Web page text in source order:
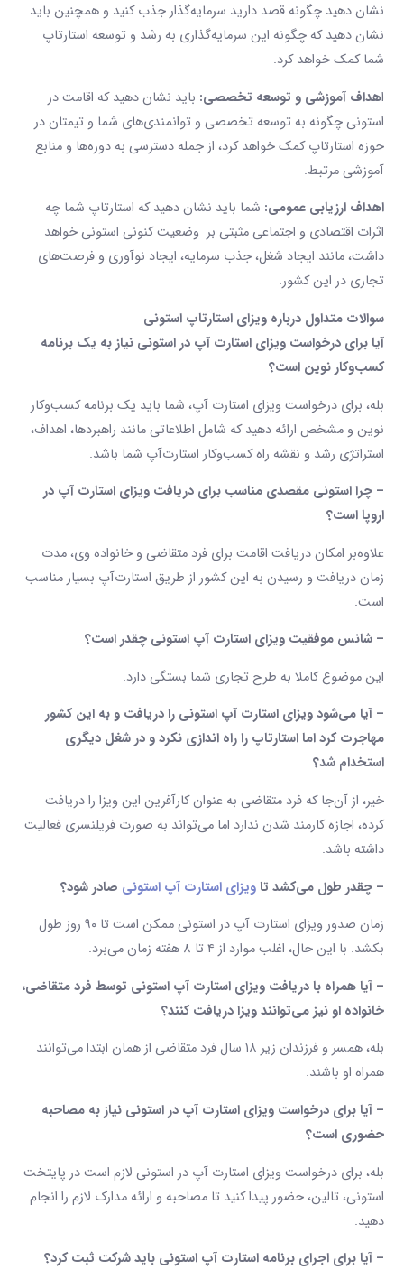
نشان دهید چگونه قصد دارید سرمایه‌گذار جذب کنید و همچنین باید
نشان دهید که چگونه این سرمایه‌گذاری به رشد و توسعه استارتاپ
شما کمک خواهد کرد.
اهداف آموزشی و توسعه تخصصی: باید نشان دهید که اقامت در
استونی چگونه به توسعه تخصصی و توانمندی‌های شما و تیمتان در
حوزه استارتاپ کمک خواهد کرد، از جمله دسترسی به دوره‌ها و منابع
آموزشی مرتبط.
اهداف ارزیابی عمومی: شما باید نشان دهید که استارتاپ شما چه
اثرات اقتصادی و اجتماعی مثبتی بر وضعیت کنونی استونی خواهد
داشت، مانند ایجاد شغل، جذب سرمایه، ایجاد نوآوری و فرصت‌های
تجاری در این کشور.
سوالات متداول درباره ویزای استارتاپ استونی
آیا برای درخواست ویزای استارت ‌آپ در استونی نیاز به یک برنامه
کسب‌وکار نوین است؟
بله، برای درخواست ویزای استارت ‌آپ، شما باید یک برنامه کسب‌وکار
نوین و مشخص ارائه دهید که شامل اطلاعاتی مانند راهبردها، اهداف،
استراتژی رشد و نقشه راه کسب‌وکار استارت‌آپ شما باشد.
– چرا استونی مقصدی مناسب برای دریافت ویزای استارت ‌آپ در
اروپا است؟
علاوه‌بر امکان دریافت اقامت برای فرد متقاضی و خانواده وی، مدت
زمان دریافت و رسیدن به این کشور از طریق استارت‌آپ بسیار مناسب
است.
– شانس موفقیت ویزای استارت‌ آپ استونی چقدر است؟
این موضوع کاملا به طرح تجاری شما بستگی دارد.
– آیا می‌شود ویزای استارت ‌آپ استونی را دریافت و به این کشور
مهاجرت کرد اما استارتاپ را راه اندازی نکرد و در شغل دیگری
استخدام شد؟
خیر، از آن‌جا که فرد متقاضی به عنوان کارآفرین این ویزا را دریافت
کرده، اجازه کارمند شدن ندارد اما می‌تواند به صورت فریلنسری فعالیت
داشته باشد.
– چقدر طول می‌کشد تاویزای استارت‌ آپ استونی صادر شود؟
زمان صدور ویزای استارت ‌آپ در استونی ممکن است تا ۹۰ روز طول
بکشد. با این حال، اغلب موارد از ۴ تا ۸ هفته زمان می‌برد.
– آیا همراه با دریافت ویزای استارت ‌آپ استونی توسط فرد متقاضی،
خانواده او نیز می‌توانند ویزا دریافت ‌کنند؟
بله، همسر و فرزندان زیر ۱۸ سال فرد متقاضی از همان ابتدا می‌توانند
همراه او باشند.
– آیا برای درخواست ویزای استارت ‌آپ در استونی نیاز به مصاحبه
حضوری است؟
بله، برای درخواست ویزای استارت‌ آپ در استونی لازم است در پایتخت
استونی، تالین، حضور پیدا کنید تا مصاحبه و ارائه مدارک لازم را انجام
دهید.
– آیا برای اجرای برنامه استارت ‌آپ استونی باید شرکت ثبت کرد؟